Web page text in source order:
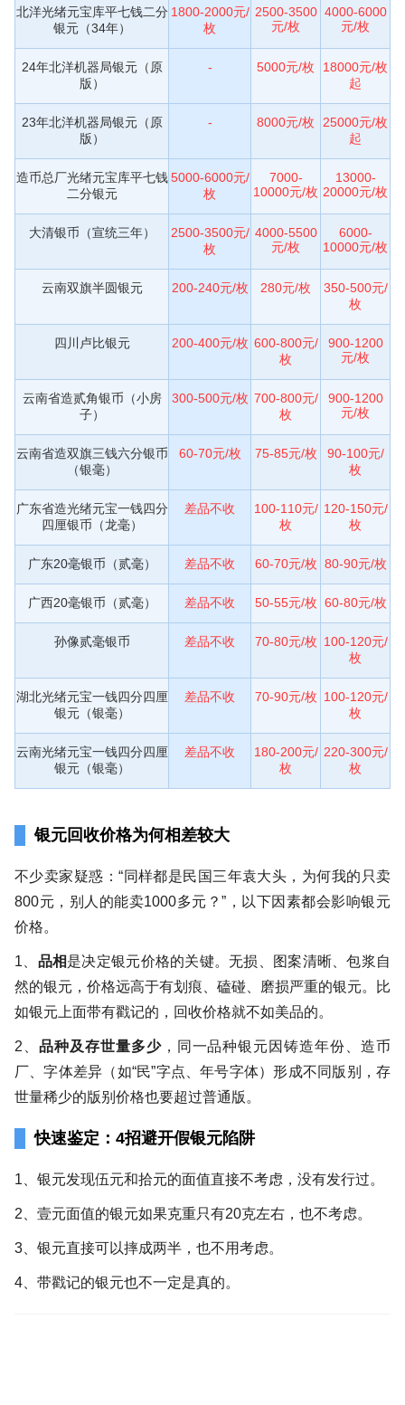
北洋光绪元宝库平七钱二分
银元（34年）
1800-2000元/
枚
2500-3500
元/枚
4000-6000
元/枚
24年北洋机器局银元（原
版）
- 5000元/枚
18000元/枚
起
23年北洋机器局银元（原
版）
- 8000元/枚
25000元/枚
起
造币总厂光绪元宝库平七钱
二分银元
5000-6000元/
枚
7000-
10000元/枚
13000-
20000元/枚
大清银币（宣统三年）
2500-3500元/
枚
4000-5500
元/枚
6000-
10000元/枚
云南双旗半圆银元 200-240元/枚 280元/枚
350-500元/
枚
四川卢比银元 200-400元/枚 600-800元/
枚
900-1200
元/枚
云南省造贰角银币（小房
子）
300-500元/枚 700-800元/
枚
900-1200
元/枚
云南省造双旗三钱六分银币
（银毫）
60-70元/枚 75-85元/枚
90-100元/
枚
广东省造光绪元宝一钱四分
四厘银币（龙毫）
差品不收
100-110元/
枚
120-150元/
枚
广东20毫银币（贰毫） 差品不收 60-70元/枚 80-90元/枚
广西20毫银币（贰毫） 差品不收 50-55元/枚 60-80元/枚
孙像贰毫银币 差品不收 70-80元/枚 100-120元/
枚
湖北光绪元宝一钱四分四厘
银元（银毫）
差品不收 70-90元/枚 100-120元/
枚
云南光绪元宝一钱四分四厘
银元（银毫）
差品不收
180-200元/
枚
220-300元/
枚
银元回收价格为何相差较大
不少卖家疑惑：“同样都是民国三年袁大头，为何我的只卖
800元，别人的能卖1000多元？”，以下因素都会影响银元
价格。
1、 品相是决定银元价格的关键。无损、图案清晰、包浆自
然的银元，价格远高于有划痕、磕碰、磨损严重的银元。比
如银元上面带有戳记的，回收价格就不如美品的。
2、 品种及存世量多少，同一品种银元因铸造年份、造币
厂、字体差异（如“民”字点、年号字体）形成不同版别，存
世量稀少的版别价格也要超过普通版。
快速鉴定：4招避开假银元陷阱
1、银元发现伍元和拾元的面值直接不考虑，没有发行过。
2、壹元面值的银元如果克重只有20克左右，也不考虑。
3、银元直接可以摔成两半，也不用考虑。
4、带戳记的银元也不一定是真的。